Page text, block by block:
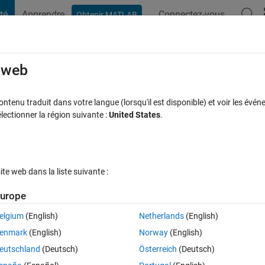
Apprendre Obtenir MATLAB Connectez-vous
of different subclasses into the
I have a "board" class with a "player" attribute. This attribute is a list
traduit dans votre langue (lorsqu'il est disponible) et voir les
la région suivante :United States.
web dans la liste suivante :
(English)
(English)
(Deutsch)
Netherlands(English)
Norway(English)
Österreich (Deutsch)